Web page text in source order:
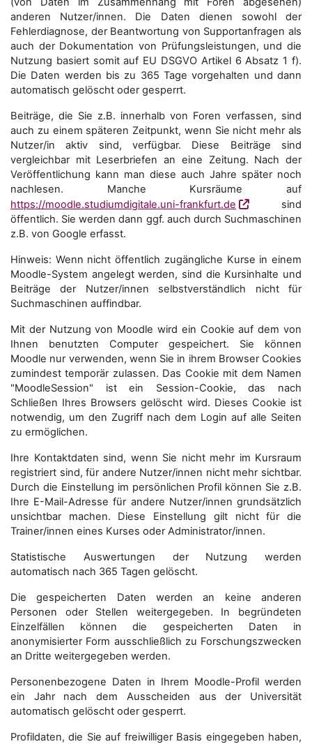
anderen Nutzer/innen. Die Daten dienen sowohl der
Fehlerdiagnose, der Beantwortung von Supportanfragen als
auch der Dokumentation von Prüfungsleistungen, und die
Nutzung basiert somit auf EU DSGVO Artikel 6 Absatz 1 f).
Die Daten werden bis zu 365 Tage vorgehalten und dann
automatisch gelöscht oder gesperrt.
Beiträge, die Sie z.B. innerhalb von Foren verfassen, sind
auch zu einem späteren Zeitpunkt, wenn Sie nicht mehr als
Nutzer/in aktiv sind, verfügbar. Diese Beiträge sind
vergleichbar mit Leserbriefen an eine Zeitung. Nach der
Veröffentlichung kann man diese auch Jahre später noch
nachlesen. Manche Kursräume auf
https://moodle.studiumdigitale.uni-frankfurt.de
sind
öffentlich. Sie werden dann ggf. auch durch Suchmaschinen
z.B. von Google erfasst.
Hinweis: Wenn nicht öffentlich zugängliche Kurse in einem
Moodle-System angelegt werden, sind die Kursinhalte und
Beiträge der Nutzer/innen selbstverständlich nicht für
Suchmaschi­nen auffindbar.
Mit der Nutzung von Moodle wird ein Cookie auf dem von
Ihnen benutzten Computer gespeichert. Sie können
Moodle nur verwenden, wenn Sie in ihrem Browser Cookies
zumindest temporär zulassen. Das Cookie mit dem Namen
"MoodleSession" ist ein Session-Cookie, das nach
Schließen Ihres Browsers gelöscht wird. Dieses Cookie ist
notwendig, um den Zugriff nach dem Login auf alle Seiten
zu ermöglichen.
Ihre Kontaktdaten sind, wenn Sie nicht mehr im Kursraum
registriert sind, für andere Nutzer/innen nicht mehr sichtbar.
Durch die Einstellung im persönlichen Profil können Sie z.B.
Ihre E-Mail-Adresse für andere Nutzer/innen grundsätzlich
unsichtbar machen. Diese Einstellung gilt nicht für die
Trainer/innen eines Kurses oder Administrator/innen.
Statistische Auswertungen der Nutzung werden
automatisch nach 365 Tagen gelöscht.
Die gespeicherten Daten werden an keine anderen
Personen oder Stellen weitergegeben. In begründeten
Einzelfällen können die gespeicherten Daten in
anonymisierter Form aus­schließ­lich zu Forschungszwecken
an Dritte weitergegeben werden.
Personenbezogene Daten in Ihrem Moodle-Profil werden
ein Jahr nach dem Ausscheiden aus der Universität
automatisch gelöscht oder gesperrt.
Profildaten, die Sie auf freiwilliger Basis eingegeben haben,